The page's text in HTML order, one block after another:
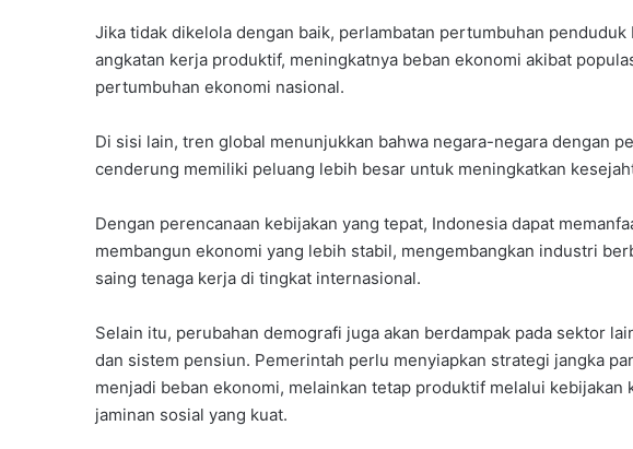
Jika tidak dikelola dengan baik, perlambatan pertumbuhan
angkatan kerja produktif, meningkatnya beban ekonomi akibat
pertumbuhan ekonomi nasional.
Di sisi lain, tren global menunjukkan bahwa negara-negara dengan
cenderung memiliki peluang lebih besar untuk meningkatkan
Dengan perencanaan kebijakan yang tepat, Indonesia dapat
membangun ekonomi yang lebih stabil, mengembangkan industri
saing tenaga kerja di tingkat internasional.
Selain itu, perubahan demografi juga akan berdampak pada sektor
dan sistem pensiun. Pemerintah perlu menyiapkan strategi jangka
menjadi beban ekonomi, melainkan tetap produktif melalui
jaminan sosial yang kuat.